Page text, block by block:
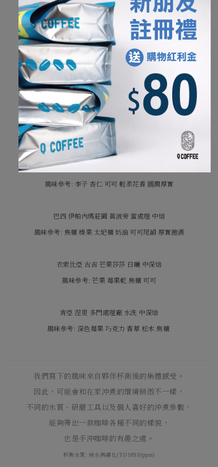
哥倫比亞 印象莊園 粉紅波旁 長時發酵水洗 淺中焙
風味參考: 柚子 紅糖 甜桃 明亮細緻 果汁感
衣索比亞 耶加雪菲 甜甜果 水洗 淺中焙
風味參考:蜜地瓜 甜桃 紅茶 厚實悠長
尼加拉瓜 愉悅莊園 波旁 酒香日曬 淺中焙
風味參考: 櫻桃 紅酒 莓果 野蜜 飽滿豐富
瓜地馬拉 安提瓜 拉米妮塔莊園 花神 水洗 中焙
風味參考: 李子 杏仁 可可 輕柔花香 圓潤厚實
巴西 伊帕內瑪莊園 黃波旁 蜜處理 中焙
風味參考: 焦糖 榛果 太妃糖 奶油 可可尾韻 厚實飽滿
衣索比亞 古吉 芒果莎莎 日曬 中深焙
風味參考: 芒果 莓果乾 焦糖 可可
肯亞 涅里 多門處理廠 水洗 中深焙
風味參考: 深色莓果 巧克力 香草 松木 焦糖
我們寫下的風味來自夥伴杯測後的集體感受。
因此，可能會和在家沖煮的環境稍微不一樣，
不同的水質、研磨工具以及個人喜好的沖煮參數，
能夠帶出一款咖啡各種不同的樣貌，
也是手沖咖啡的有趣之處。
杯測水質: 純水再礦化(TDS約10ppm)